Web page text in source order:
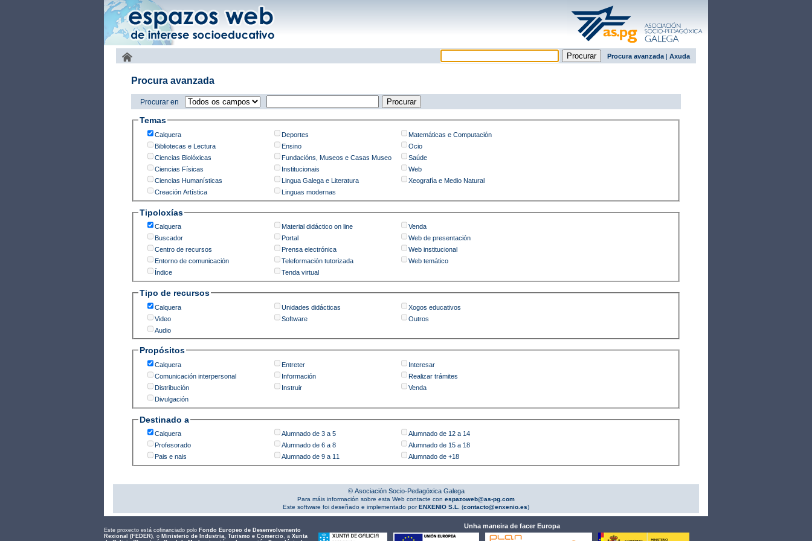
Procura avanzada | Axuda
Procura avanzada
Procurar en
Temas
Calquera
Bibliotecas e Lectura
Ciencias Biolóxicas
Ciencias Físicas
Ciencias Humanísticas
Creación Artística
Deportes
Ensino
Fundacións, Museos e Casas Museo
Institucionais
Lingua Galega e Literatura
Linguas modernas
Matemáticas e Computación
Ocio
Saúde
Web
Xeografía e Medio Natural
Tipoloxías
Calquera
Buscador
Centro de recursos
Entorno de comunicación
Índice
Material didáctico on line
Portal
Prensa electrónica
Teleformación tutorizada
Tenda virtual
Venda
Web de presentación
Web institucional
Web temático
Tipo de recursos
Calquera
Video
Audio
Unidades didácticas
Software
Xogos educativos
Outros
Propósitos
Calquera
Comunicación interpersonal
Distribución
Divulgación
Entreter
Información
Instruir
Interesar
Realizar trámites
Venda
Destinado a
Calquera
Profesorado
Pais e nais
Alumnado de 3 a 5
Alumnado de 6 a 8
Alumnado de 9 a 11
Alumnado de 12 a 14
Alumnado de 15 a 18
Alumnado de +18
© Asociación Socio-Pedagóxica Galega
Para máis información sobre esta Web contacte con espazoweb@as-pg.com
Este software foi deseñado e implementado porENXENIO S.L. (contacto@enxenio.es)
Este proxecto está cofinanciado polo Fondo Europeo de Desenvolvemento
Rexional (FEDER), o Ministerio de Industria, Turismo e Comercio, a Xunta
Unha maneira de facer Europa